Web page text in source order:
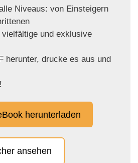
Niveaus: von Einsteigern
und exklusive
herunter, drucke es aus und
herunterladen
ansehen